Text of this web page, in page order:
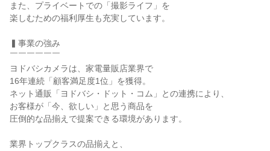
また、プライベートでの「撮影ライフ」を
楽しむための福利厚生も充実しています。
▍事業の強み
￣￣￣￣￣￣
ヨドバシカメラは、家電量販店業界で
16年連続「顧客満足度1位」を獲得。
ネット通販「ヨドバシ・ドット・コム」との連携により、
お客様が「今、欲しい」と思う商品を
圧倒的な品揃えで提案できる環境があります。
業界トップクラスの品揃えと、